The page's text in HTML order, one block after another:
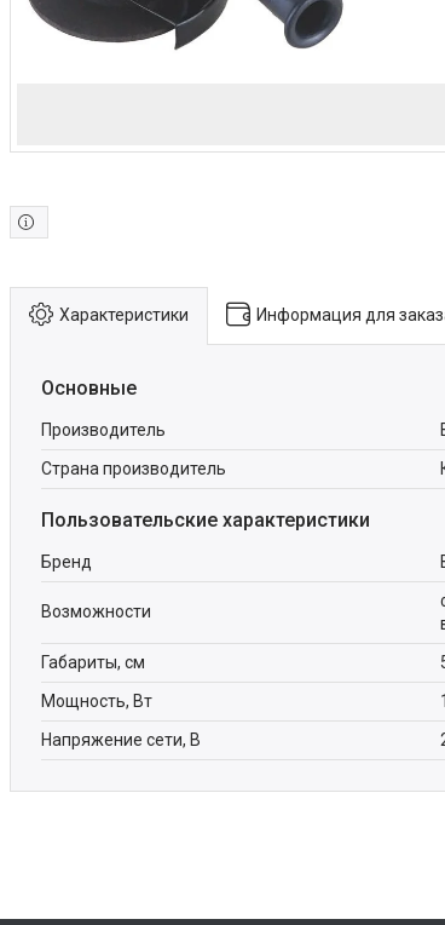
Характеристики Информация для
Основные
Производитель
Страна производитель
Пользовательские характеристики
Бренд
Возможности
Габариты, см
Мощность, Вт
Напряжение сети, В